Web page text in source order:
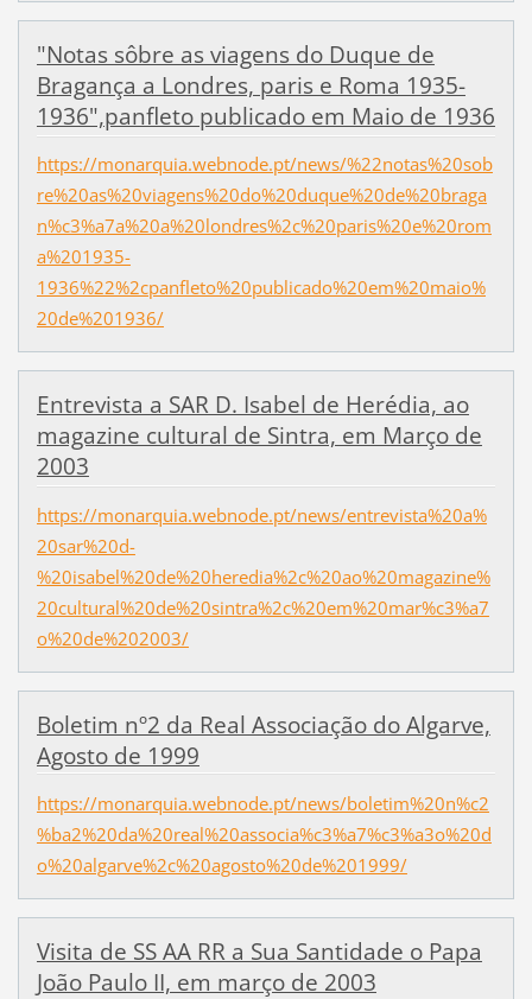
"Notas sôbre as viagens do Duque de
Bragança a Londres, paris e Roma 1935-
1936",panfleto publicado em Maio de 1936
https://monarquia.webnode.pt/news/%22notas%20sob
re%20as%20viagens%20do%20duque%20de%20braga
n%c3%a7a%20a%20londres%2c%20paris%20e%20rom
a%201935-
1936%22%2cpanfleto%20publicado%20em%20maio%
20de%201936/
Entrevista a SAR D. Isabel de Herédia, ao
magazine cultural de Sintra, em Março de
2003
https://monarquia.webnode.pt/news/entrevista%20a%
20sar%20d-
%20isabel%20de%20heredia%2c%20ao%20magazine%
20cultural%20de%20sintra%2c%20em%20mar%c3%a7
o%20de%202003/
Boletim nº2 da Real Associação do Algarve,
Agosto de 1999
https://monarquia.webnode.pt/news/boletim%20n%c2
%ba2%20da%20real%20associa%c3%a7%c3%a3o%20d
o%20algarve%2c%20agosto%20de%201999/
Visita de SS AA RR a Sua Santidade o Papa
João Paulo II, em março de 2003